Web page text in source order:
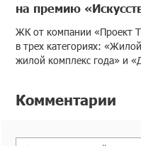
на премию
ЖК от компании «Проект
в трех категориях:
жилой комплекс года» и
Комментарии